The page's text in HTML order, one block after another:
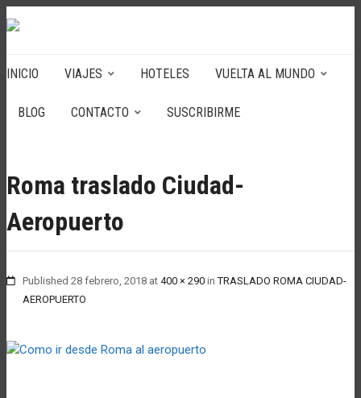
INICIO VIAJES HOTELES VUELTA AL MUNDO
BLOG CONTACTO SUSCRIBIRME
Roma traslado Ciudad-
Aeropuerto
Published 28 febrero, 2018 at 400 × 290 inTRASLADO ROMA CIUDAD-
AEROPUERTO